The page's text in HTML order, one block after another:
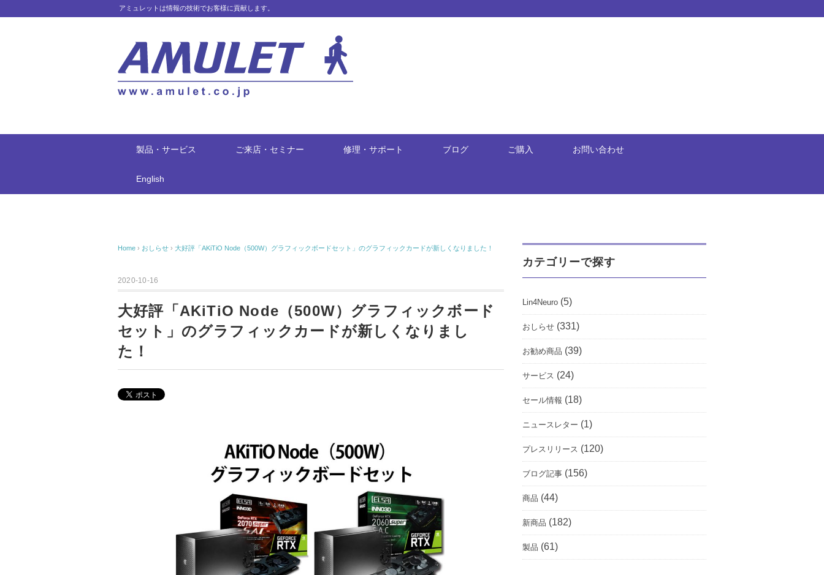
アミュレットは情報の技術でお客様に貢献します。
製品・サービス ご来店・セミナー 修理・サポート ブログ ご購入 お問い合わせ
English
Home › おしらせ › 大好評「AKiTiO Node（500W）グラフィックボードセット」のグラフィックカードが新しくなりました！
2020-10-16
大好評「AKiTiO Node（500W）グラフィックボード
セット」のグラフィックカードが新しくなりまし
た！
カテゴリーで探す
Lin4Neuro (5)
おしらせ (331)
お勧め商品 (39)
サービス (24)
セール情報 (18)
ニュースレター (1)
プレスリリース (120)
ブログ記事 (156)
商品 (44)
新商品 (182)
製品 (61)